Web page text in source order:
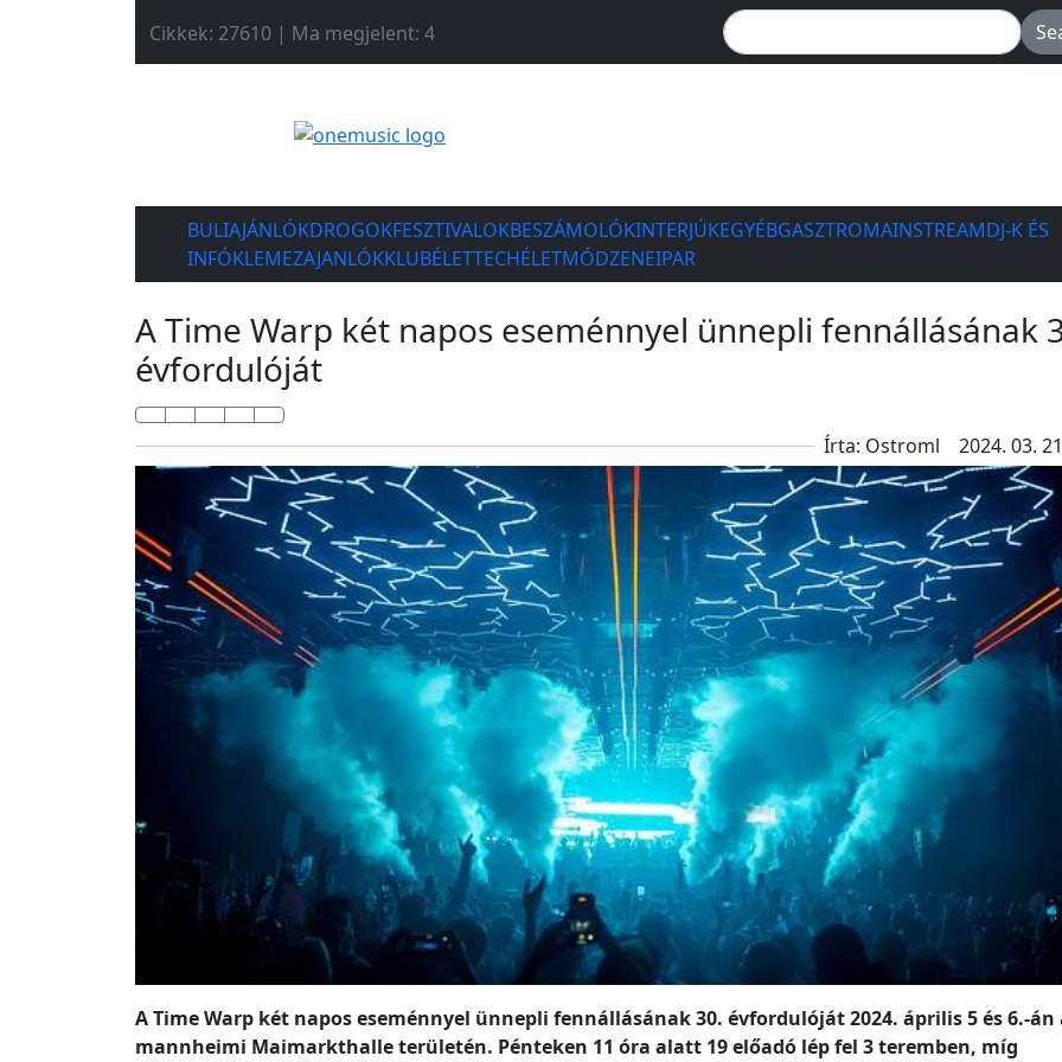
Cikkek: 27610 | Ma megjelent: 4
BULIAJÁNLÓKDROGOKFESZTIVALOKBESZÁMOLÓKINTERJÚKEGYÉBGASZTROMAINSTREAMDJ-K ÉS
INFÓKLEMEZAJANLÓKKLUBÉLETTECHÉLETMÓDZENEIPAR
A Time Warp két napos eseménnyel ünnepli fennállásának
évfordulóját
Írta: Ostroml 2024. 03.
A Time Warp két napos eseménnyel ünnepli fennállásának 30. évfordulóját 2024. április 5 és 6.-án
mannheimi Maimarkthalle területén. Pénteken 11 óra alatt 19 előadó lép fel 3 teremben, míg